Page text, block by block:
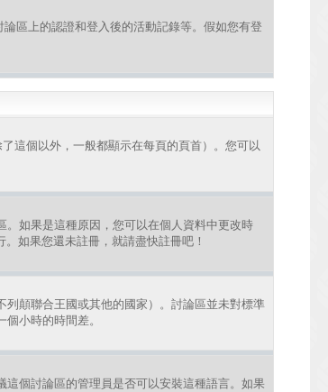
區上的認證和登入後的活動記錄等。假如您有登
這個以外，一般都顯示在每頁的頁首）。您可以
如果是這種原因，您可以在個人資料中更改時
如果您還未註冊，就請盡快註冊吧！
顛聯合王國或其他的國家）。討論區並未對標準
小時的時間差。
個討論區的管理員是否可以安裝這種語言。如果